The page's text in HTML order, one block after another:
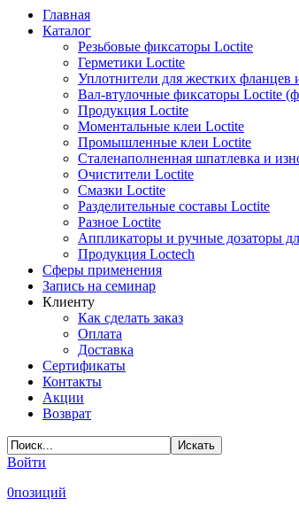
Главная
Каталог
Резьбовые фиксаторы Loctite
Герметики Loctite
Уплотнители для жестких фланцев
Вал-втулочные фиксаторы Loctite
Продукция Loctite
Моментальные клеи Loctite
Промышленные клеи Loctite
Сталенаполненная шпатлевка и
Очистители Loctite
Смазки Loctite
Разделительные составы Loctite
Разное Loctite
Аппликаторы и ручные дозаторы
Продукция Loctech
Сферы применения
Запись на семинар
Клиенту
Как сделать заказ
Оплата
Доставка
Сертификаты
Контакты
Акции
Возврат
Войти
0позиций